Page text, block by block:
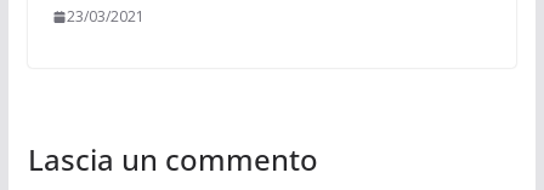
23/03/2021
Lascia un commento